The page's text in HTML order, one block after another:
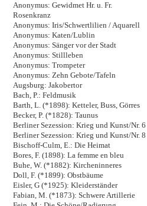
Anonymus: Gewidmet Hr. u. Fr.
Rosenkranz
Anonymus: Iris/Schwertlilien / Aquarell
Anonymus: Katen/Lublin
Anonymus: Sänger vor der Stadt
Anonymus: Stillleben
Anonymus: Trompeter
Anonymus: Zehn Gebote/Tafeln
Augsburg: Jakobertor
Bach, P.: Feldmusik
Barth, L. (*1898): Ketteler, Buss, Görres
Becker, P. (*1828): Taunus
Berliner Sezession: Krieg und Kunst/Nr. 6
Berliner Sezession: Krieg und Kunst/Nr. 8
Bischoff-Culm, E.: Die Heimat
Bores, F. (1898): La femme en bleu
Buhe, W. (*1882): Kircheninneres
Doll, F. (*1899): Obstbäume
Eisler, G (*1925): Kleiderständer
Fabian, M. (*1873): Schwere Artillerie